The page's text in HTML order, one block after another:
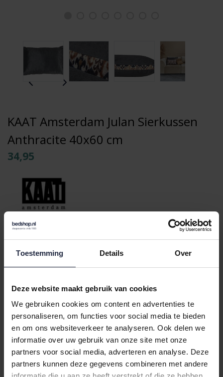
Toestemming Details Over
Deze website maakt gebruik van cookies
We gebruiken cookies om content en advertenties te
personaliseren, om functies voor social media te bieden
en om ons websiteverkeer te analyseren. Ook delen we
informatie over uw gebruik van onze site met onze
partners voor social media, adverteren en analyse. Deze
partners kunnen deze gegevens combineren met andere
KAAT Amsterdam Julan Sierkussen
Anthracite 40x60 cm
34,95
Varianten:antraciet
In de winkelwagen
Binnen 24 uur verstuurd
Gratis retourneren vanaf €100,-
Achteraf betalen mogelijk